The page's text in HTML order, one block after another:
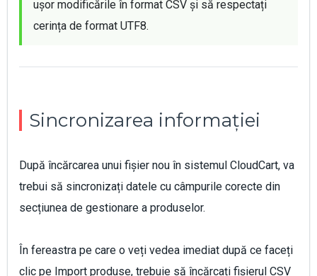
ușor modificările în format CSV și să respectați
cerința de format UTF8.
Sincronizarea informației
După încărcarea unui fișier nou în sistemul CloudCart, va
trebui să sincronizați datele cu câmpurile corecte din
secțiunea de gestionare a produselor.
În fereastra pe care o veți vedea imediat după ce faceți
clic pe Import produse, trebuie să încărcați fișierul CSV